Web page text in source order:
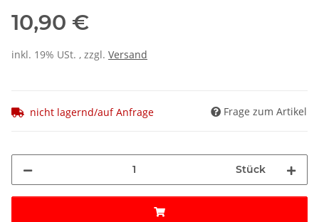
10,90 €
inkl. 19% USt. , zzgl. Versand
nicht lagernd/auf Anfrage Frage zum Artikel
Stück